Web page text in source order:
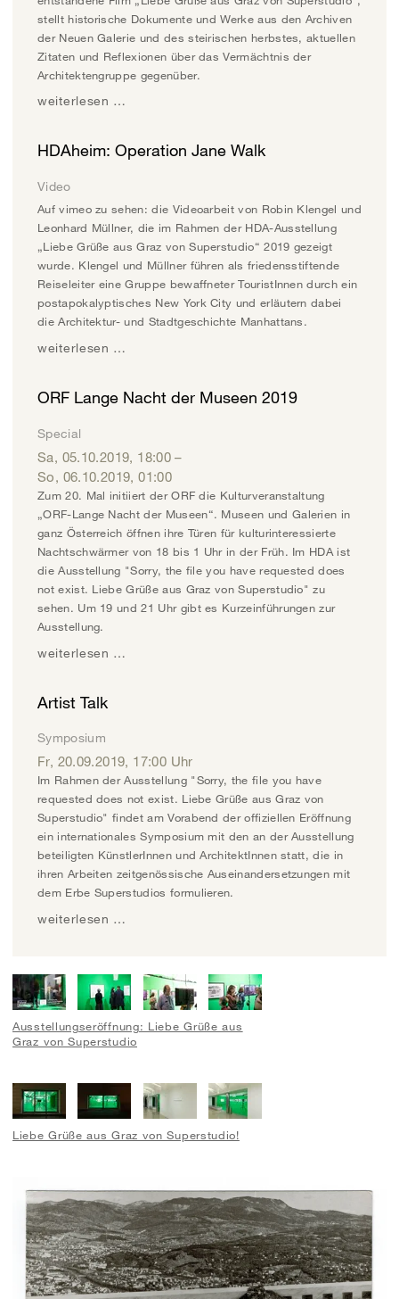
stellt historische Dokumente und Werke aus den Archiven
der Neuen Galerie und des steirischen herbstes, aktuellen
Zitaten und Reflexionen über das Vermächtnis der
Architektengruppe gegenüber.
weiterlesen …
HDAheim: Operation Jane Walk
Video
Auf vimeo zu sehen: die Videoarbeit von Robin Klengel und
Leonhard Müllner, die im Rahmen der HDA-Ausstellung
„Liebe Grüße aus Graz von Superstudio“ 2019 gezeigt
wurde. Klengel und Müllner führen als friedensstiftende
Reiseleiter eine Gruppe bewaffneter TouristInnen durch ein
postapokalyptisches New York City und erläutern dabei
die Architektur- und Stadtgeschichte Manhattans.
weiterlesen …
ORF Lange Nacht der Museen 2019
Special
Sa, 05.10.2019, 18:00 –
So, 06.10.2019,01:00
Zum 20. Mal initiiert der ORF die Kulturveranstaltung
„ORF-Lange Nacht der Museen“. Museen und Galerien in
ganz Österreich öffnen ihre Türen für kulturinteressierte
Nachtschwärmer von 18 bis 1 Uhr in der Früh. Im HDA ist
die Ausstellung "Sorry, the file you have requested does
not exist. Liebe Grüße aus Graz von Superstudio" zu
sehen. Um 19 und 21 Uhr gibt es Kurzeinführungen zur
Ausstellung.
weiterlesen …
Artist Talk
Symposium
Fr, 20.09.2019, 17:00 Uhr
Im Rahmen der Ausstellung "Sorry, the file you have
requested does not exist. Liebe Grüße aus Graz von
Superstudio" findet am Vorabend der offiziellen Eröffnung
ein internationales Symposium mit den an der Ausstellung
beteiligten KünstlerInnen und ArchitektInnen statt, die in
ihren Arbeiten zeitgenössische Auseinandersetzungen mit
dem Erbe Superstudios formulieren.
weiterlesen …
Ausstellungseröffnung: Liebe Grüße aus
Graz von Superstudio
Liebe Grüße aus Graz von Superstudio!